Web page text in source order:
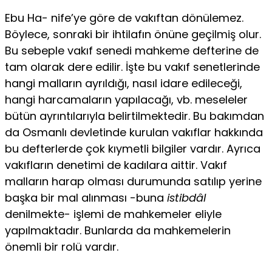
Ebu Ha- nife’ye göre de vakıftan dönülemez.
Böylece, sonraki bir ihtilafın önüne geçilmiş olur.
Bu sebeple vakıf senedi mahkeme defterine de
tam olarak dere edilir. İşte bu vakıf senetlerinde
hangi malla­rın ayrıldığı, nasıl idare edileceği,
hangi harcamaların yapılacağı, vb. meseleler
bütün ayrıntılarıyla belirtilmektedir. Bu bakımdan
da Osmanlı devletinde kurulan vakıflar hakkında
bu defterlerde çok kıymetli bilgiler vardır. Ayrıca
vakıfların denetimi de kadı­lara aittir. Vakıf
malların harap olması durumunda satılıp yerine
başka bir mal alınması -buna istibdâl
denilmekte- işlemi de mah­kemeler eliyle
yapılmaktadır. Bunlarda da mahkemelerin
önemli bir rolü vardır.